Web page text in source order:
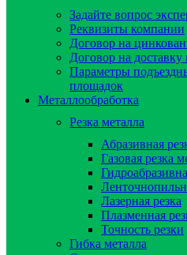
Задайте вопрос
Реквизиты компании
Договор на
Договор на доставку
Параметры
площадок
Металлообработка
Резка металла
Абразивная
Газовая резка
Лазерная резка
Плазменная
Точность резки
Гибка металла